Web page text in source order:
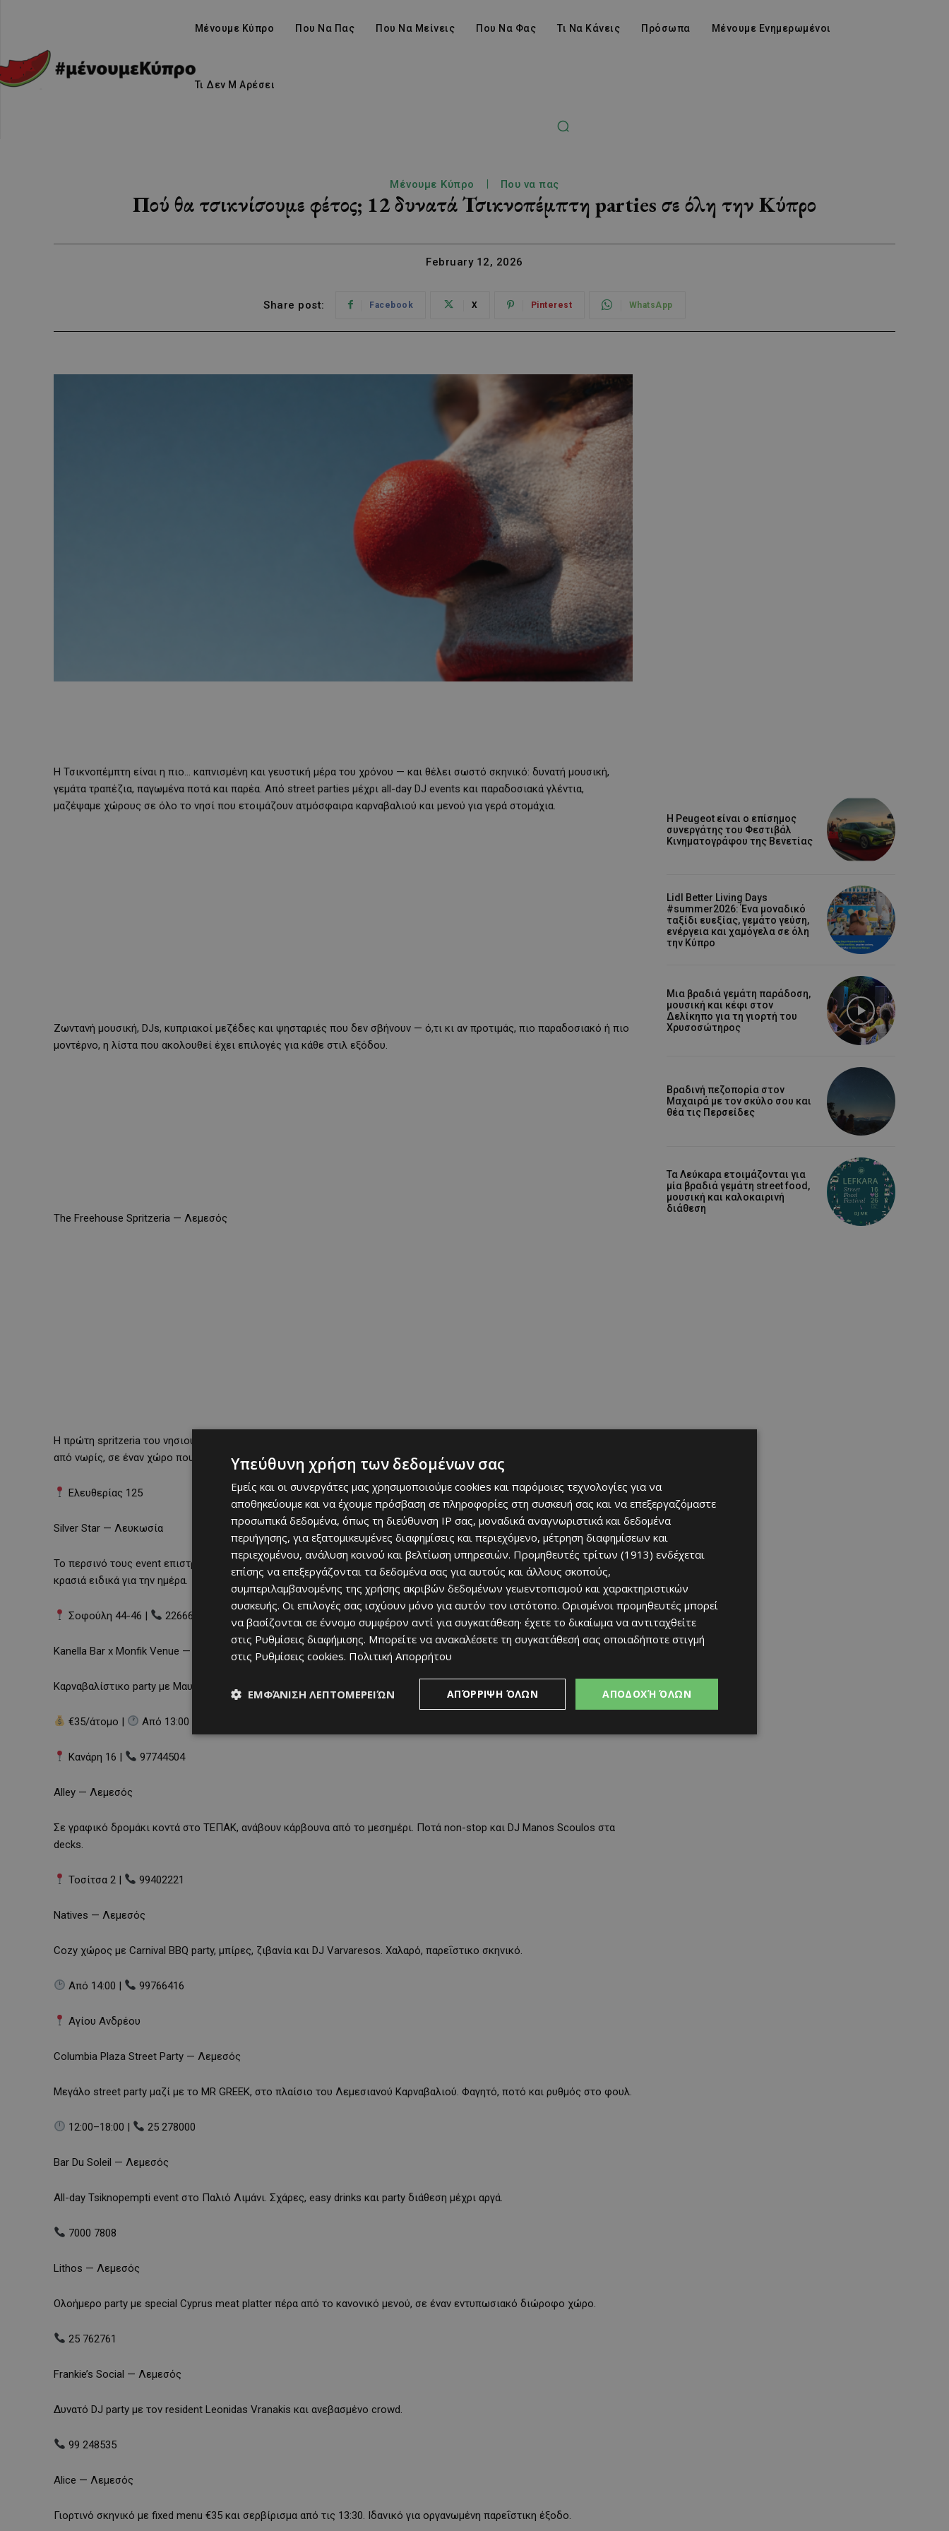
Μένουμε Κύπρο Που Να Πας Που Να Μείνεις Που Να Φας Τι Να Κάνεις Πρόσωπα Μένουμε Ενημερωμένοι
Τι Δεν Μ Αρέσει
Μένουμε Κύπρο Που να πας
Πού θα τσικνίσουμε φέτος; 12 δυνατά Τσικνοπέμπτη parties σε όλη την Κύπρο
February 12, 2026
Share post: Facebook X Pinterest WhatsApp
Η Τσικνοπέμπτη είναι η πιο… καπνισμένη και γευστική μέρα του χρόνου — και θέλει σωστό σκηνικό: δυνατή μουσική,
γεμάτα τραπέζια, παγωμένα ποτά και παρέα. Από street parties μέχρι all-day DJ events και παραδοσιακά γλέντια,
μαζέψαμε χώρους σε όλο το νησί που ετοιμάζουν ατμόσφαιρα καρναβαλιού και μενού για γερά στομάχια.
Ζωντανή μουσική, DJs, κυπριακοί μεζέδες και ψησταριές που δεν σβήνουν — ό,τι κι αν προτιμάς, πιο παραδοσιακό ή πιο
μοντέρνο, η λίστα που ακολουθεί έχει επιλογές για κάθε στιλ εξόδου.
The Freehouse Spritzeria — Λεμεσός
Η πρώτη spritzeria του νησιού στήνει ολοήμερο Τσικνοπέμπτη party με τσικνομεζέδες, ποτά και DJ sets. Carnival vibes
από νωρίς, σε έναν χώρο που ήδη έγινε talk of the town.
Ελευθερίας 125
Silver Star — Λευκωσία
Το περσινό τους event επιστρέφει με ανανεωμένη κουζίνα και δυνατό concept. Καπνός, γεύση και επιλεγμένα κυπριακά
κρασιά ειδικά για την ημέρα.
Σοφούλη 44-46 | 22666579 | Κρατήσεις από 17:30
Kanella Bar x Monfik Venue — Λεμεσός
Καρναβαλίστικο party με Μαυρίκιο Μαυρικίου & Γιώργο Χρύσο. Κυπριακός μεζές και ζωντανή διασκέδαση.
€35/άτομο | Από 13:00
Κανάρη 16 | 97744504
Alley — Λεμεσός
Σε γραφικό δρομάκι κοντά στο ΤΕΠΑΚ, ανάβουν κάρβουνα από το μεσημέρι. Ποτά non-stop και DJ Manos Scoulos στα
decks.
Τοσίτσα 2 | 99402221
Natives — Λεμεσός
Cozy χώρος με Carnival BBQ party, μπίρες, ζιβανία και DJ Varvaresos. Χαλαρό, παρεΐστικο σκηνικό.
Από 14:00 | 99766416
Αγίου Ανδρέου
Columbia Plaza Street Party — Λεμεσός
Μεγάλο street party μαζί με το MR GREEK, στο πλαίσιο του Λεμεσιανού Καρναβαλιού. Φαγητό, ποτό και ρυθμός στο φουλ.
12:00–18:00 | 25 278000
Bar Du Soleil — Λεμεσός
All-day Tsiknopempti event στο Παλιό Λιμάνι. Σχάρες, easy drinks και party διάθεση μέχρι αργά.
7000 7808
Lithos — Λεμεσός
Ολοήμερο party με special Cyprus meat platter πέρα από το κανονικό μενού, σε έναν εντυπωσιακό διώροφο χώρο.
25 762761
Frankie’s Social — Λεμεσός
Δυνατό DJ party με τον resident Leonidas Vranakis και ανεβασμένο crowd.
99 248535
Alice — Λεμεσός
Γιορτινό σκηνικό με fixed menu €35 και σερβίρισμα από τις 13:30. Ιδανικό για οργανωμένη παρεΐστικη έξοδο.
Η Peugeot είναι ο επίσημος
συνεργάτης του Φεστιβάλ
Κινηματογράφου της Βενετίας
Lidl Better Living Days
#summer2026: Ένα μοναδικό
ταξίδι ευεξίας, γεμάτο γεύση,
ενέργεια και χαμόγελα σε όλη
την Κύπρο
Μια βραδιά γεμάτη παράδοση,
μουσική και κέφι στον
Δελίκηπο για τη γιορτή του
Χρυσοσώτηρος
Βραδινή πεζοπορία στον
Μαχαιρά με τον σκύλο σου και
θέα τις Περσείδες
Τα Λεύκαρα ετοιμάζονται για
μία βραδιά γεμάτη street food,
μουσική και καλοκαιρινή
διάθεση
Υπεύθυνη χρήση των δεδομένων σας
Εμείς και οι συνεργάτες μας χρησιμοποιούμε cookies και παρόμοιες τεχνολογίες για να
αποθηκεύουμε και να έχουμε πρόσβαση σε πληροφορίες στη συσκευή σας και να επεξεργαζόμαστε
προσωπικά δεδομένα, όπως τη διεύθυνση IP σας, μοναδικά αναγνωριστικά και δεδομένα
περιήγησης, για εξατομικευμένες διαφημίσεις και περιεχόμενο, μέτρηση διαφημίσεων και
περιεχομένου, ανάλυση κοινού και βελτίωση υπηρεσιών. Προμηθευτές τρίτων (1913) ενδέχεται
επίσης να επεξεργάζονται τα δεδομένα σας για αυτούς και άλλους σκοπούς,
συμπεριλαμβανομένης της χρήσης ακριβών δεδομένων γεωεντοπισμού και χαρακτηριστικών
συσκευής. Οι επιλογές σας ισχύουν μόνο για αυτόν τον ιστότοπο. Ορισμένοι προμηθευτές μπορεί
να βασίζονται σε έννομο συμφέρον αντί για συγκατάθεση· έχετε το δικαίωμα να αντιταχθείτε
στις Ρυθμίσεις διαφήμισης. Μπορείτε να ανακαλέσετε τη συγκατάθεσή σας οποιαδήποτε στιγμή
στις Ρυθμίσεις cookies. Πολιτική Απορρήτου
ΑΠΟΔΟΧΉ ΌΛΩΝ
ΑΠΌΡΡΙΨΗ ΌΛΩΝ
ΕΜΦΆΝΙΣΗ ΛΕΠΤΟΜΕΡΕΙΏΝ